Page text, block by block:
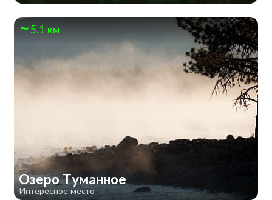
5.1 км
Озеро Туманное
Интересное место